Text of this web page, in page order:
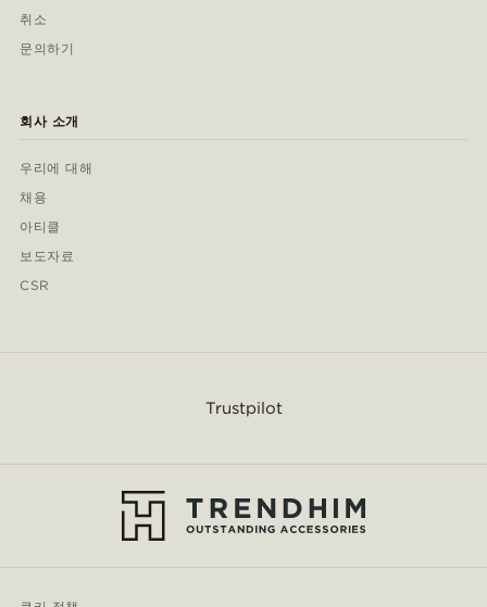
취소
문의하기
회사 소개
우리에 대해
채용
아티클
보도자료
CSR
Trustpilot